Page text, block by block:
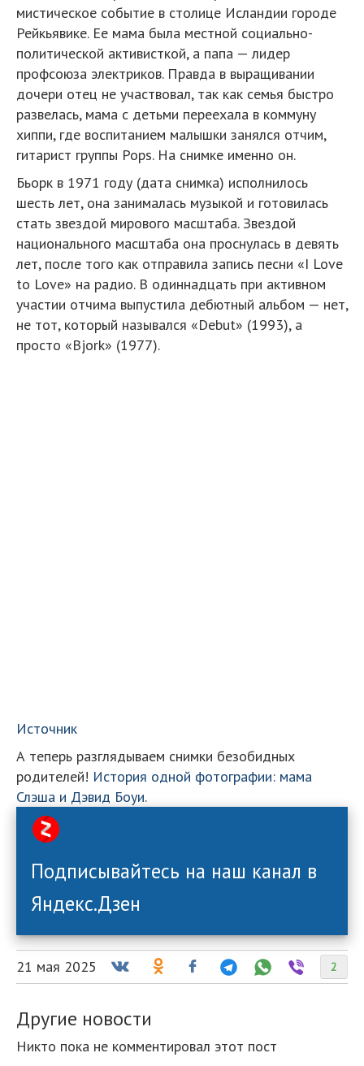
мистическое событие в столице Исландии городе
Рейкьявике. Ее мама была местной социально-
политической активисткой, а папа — лидер
профсоюза электриков. Правда в выращивании
дочери отец не участвовал, так как семья быстро
развелась, мама с детьми переехала в коммуну
хиппи, где воспитанием малышки занялся отчим,
гитарист группы Pops. На снимке именно он.
Бьорк в 1971 году (дата снимка) исполнилось
шесть лет, она занималась музыкой и готовилась
стать звездой мирового масштаба. Звездой
национального масштаба она проснулась в девять
лет, после того как отправила запись песни «I Love
to Love» на радио. В одиннадцать при активном
участии отчима выпустила дебютный альбом — нет,
не тот, который назывался «Debut» (1993), а
просто «Bjork» (1977).
Источник
А теперь разглядываем снимки безобидных
родителей! История одной фотографии: мама
Слэша и Дэвид Боуи.
Подписывайтесь на наш канал в
Яндекс.Дзен
2
21 мая 2025
Другие новости
Никто пока не комментировал этот пост